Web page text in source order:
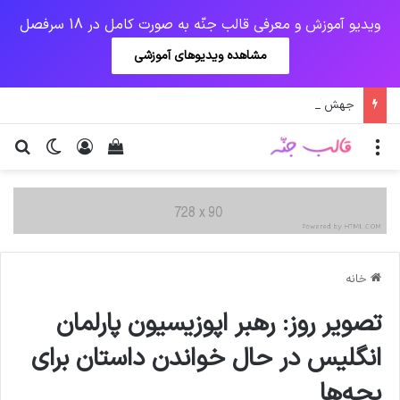
ویدیو آموزش و معرفی قالب جنّه به صورت کامل در 18 سرفصل
مشاهده ویدیوهای آموزشی
تغییر ورود
دیدن سبد خرید منو
خانه
تصویر روز: رهبر اپوزیسیون پارلمان
انگلیس در حال خواندن داستان برای